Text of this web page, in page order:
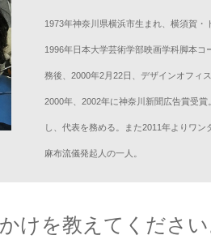
1973年神奈川県横浜市生まれ、横須賀・
1996年日本大学芸術学部映画学科脚本
務後、2000年2月22日、デザインオフィ
2000年、2002年に神奈川新聞広告賞受
し、代表を務める。また2011年よりワン
麻布流儀発起人の一人。
けを教えてくださ